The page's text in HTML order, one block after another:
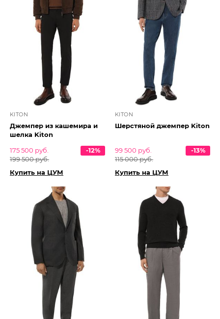
KITON
Джемпер из кашемира и
шелка Kiton
175 500 руб.
199 500 руб.
-12%
Купить на ЦУМ
KITON
Шерстяной джемпер Kiton
99 500 руб.
115 000 руб.
-13%
Купить на ЦУМ